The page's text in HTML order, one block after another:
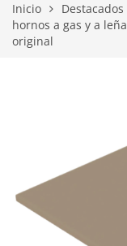
Inicio Destacados
hornos a gas y a leña
original